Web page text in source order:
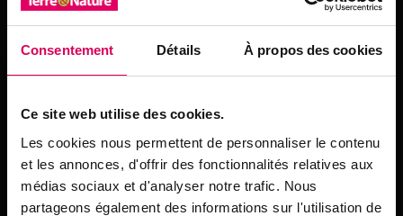
Consentement Détails À propos des cookies
Ce site web utilise des cookies.
Les cookies nous permettent de personnaliser le contenu
et les annonces, d'offrir des fonctionnalités relatives aux
médias sociaux et d'analyser notre trafic. Nous
partageons également des informations sur l'utilisation de
min.
beurre dans une cocotte et y faire sauter les poireaux
Ajouter la moutarde et le zeste de citron. Laisser
mijoter 10-15 min.
Quand les poireaux commencent à devenir tendre,